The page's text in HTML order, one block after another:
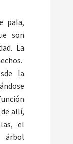
pala,
son
La
la
allí,
el